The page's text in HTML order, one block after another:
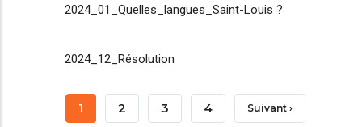
2024_01_Quelles_langues_Saint-Louis ?
2024_12_Résolution
Pagination
Page
1 Page
2 Page
3 Page
4 Page
Suivant ›